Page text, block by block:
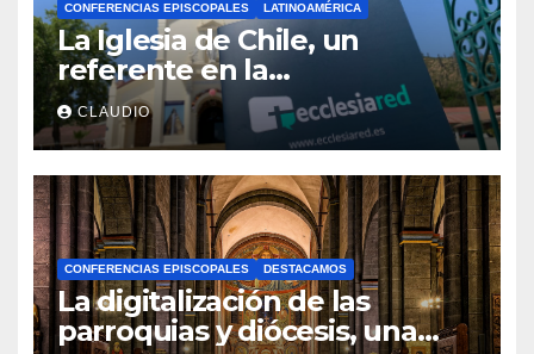
CONFERENCIAS EPISCOPALES LATINOAMÉRICA
La Iglesia de Chile, un
referente en la
transformación digital gracias
a Ecclesiared
CLAUDIO
CONFERENCIAS EPISCOPALES DESTACAMOS
La digitalización de las
parroquias y diócesis, una